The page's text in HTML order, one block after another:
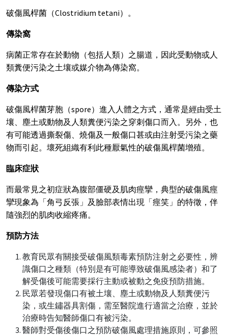
破傷風桿菌（Clostridium tetani）。
傳染窩
病菌正常存在於動物（包括人類）之腸道，因此受動物或人
類糞便污染之土壤或媒介物為傳染窩。
傳染方式
破傷風桿菌芽胞（spore）進入人體之方式，通常是經由受土
壤、塵土或動物及人類糞便污染之穿刺傷口而入。另外，也
有可能透過撕裂傷、燒傷及一般傷口甚或由注射受污染之藥
物而引起。壞死組織有利此種厭氣性的破傷風桿菌增殖。
臨床症狀
而最常見之初症狀為腹部僵硬及肌肉痙攣，典型的破傷風痙
攣現象為「角弓反張」及臉部表情出現「痙笑」的特徵，伴
隨強烈的肌肉收縮疼痛。
預防方法
教育民眾有關接受破傷風類毒素預防注射之必要性，辨
識傷口之種類（特別是有可能導致破傷風感染者）和了
解受傷後可能需要採行主動或被動之免疫預防措施。
民眾若發現傷口有被土壤、塵土或動物及人類糞便污
染，或生鏽器具割傷，需至醫院進行適當之治療，並於
治療時告知醫師傷口有被污染。
醫師對受傷後傷口之預防破傷風處理措施原則，可參照